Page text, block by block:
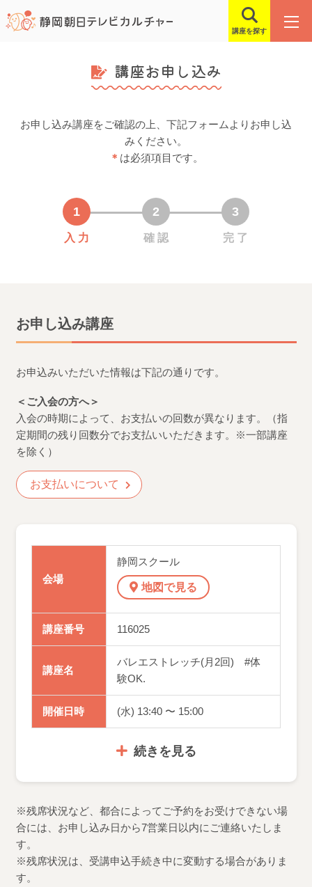
講座を探す
講座お申し込み
お申し込み講座をご確認の上、下記フォームよりお申し込
みください。
＊ は必須項目です。
入 力 確 認 完 了
お申し込み講座
お申込みいただいた情報は下記の通りです。
＜ご入会の方へ＞
入会の時期によって、お支払いの回数が異なります。（指
定期間の残り回数分でお支払いいただきます。※一部講座
を除く）
お支払いについて
会場
静岡スクール
地図で見る
講座番号 116025
講座名
バレエストレッチ(月2回) #体
験OK.
開催日時 (水) 13:40 〜 15:00
続きを見る
※残席状況など、都合によってご予約をお受けできない場
合には、お申し込み日から7営業日以内にご連絡いたしま
す。
※残席状況は、受講申込手続き中に変動する場合がありま
す。